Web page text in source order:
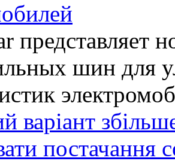
варіант
постачання